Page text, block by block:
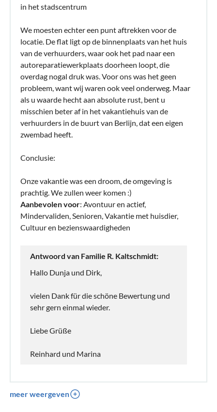
in het stadscentrum
We moesten echter een punt aftrekken voor de
locatie. De flat ligt op de binnenplaats van het huis
van de verhuurders, waar ook het pad naar een
autoreparatiewerkplaats doorheen loopt, die
overdag nogal druk was. Voor ons was het geen
probleem, want wij waren ook veel onderweg. Maar
als u waarde hecht aan absolute rust, bent u
misschien beter af in het vakantiehuis van de
verhuurders in de buurt van Berlijn, dat een eigen
zwembad heeft.
Conclusie:
Onze vakantie was een droom, de omgeving is
prachtig. We zullen weer komen :)
Aanbevolen voor: Avontuur en actief,
Mindervaliden, Senioren, Vakantie met huisdier,
Cultuur en bezienswaardigheden
Antwoord van Familie R. Kaltschmidt:
Hallo Dunja und Dirk,
vielen Dank für die schöne Bewertung und
sehr gern einmal wieder.
Liebe Grüße
Reinhard und Marina
meer weergeven